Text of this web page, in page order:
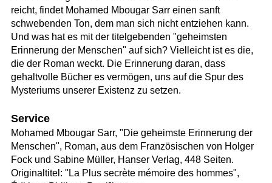
reicht, findet Mohamed Mbougar Sarr einen sanft
schwebenden Ton, dem man sich nicht entziehen kann.
Und was hat es mit der titelgebenden "geheimsten
Erinnerung der Menschen" auf sich? Vielleicht ist es die,
die der Roman weckt. Die Erinnerung daran, dass
gehaltvolle Bücher es vermögen, uns auf die Spur des
Mysteriums unserer Existenz zu setzen.
Service
Mohamed Mbougar Sarr, "Die geheimste Erinnerung der
Menschen", Roman, aus dem Französischen von Holger
Fock und Sabine Müller, Hanser Verlag, 448 Seiten.
Originaltitel: "La Plus secrète mémoire des hommes",